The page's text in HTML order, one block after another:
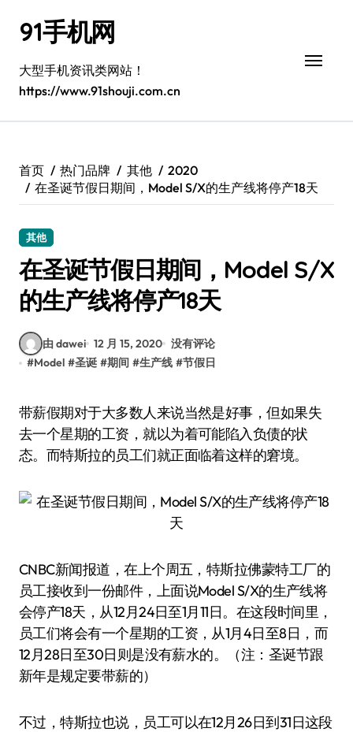
91手机网
大型手机资讯类网站！
https://www.91shouji.com.cn
首页 热门品牌 其他
2020
在圣诞节假日期间，Model S/X的生产线将停产18天
其他
在圣诞节假日期间，Model S/X
的生产线将停产18天
由 dawei 12 月 15, 2020 没有评论
#Model #圣诞 #期间 #生产线 #节假日
带薪假期对于大多数人来说当然是好事，但如果失
去一个星期的工资，就以为着可能陷入负债的状
态。而特斯拉的员工们就正面临着这样的窘境。
CNBC新闻报道，在上个周五，特斯拉佛蒙特工厂的
员工接收到一份邮件，上面说Model S/X的生产线将
会停产18天，从12月24日至1月11日。在这段时间里，
员工们将会有一个星期的工资，从1月4日至8日，而
12月28日至30日则是没有薪水的。（注：圣诞节跟
新年是规定要带薪的）
不过，特斯拉也说，员工可以在12月26日到31日这段